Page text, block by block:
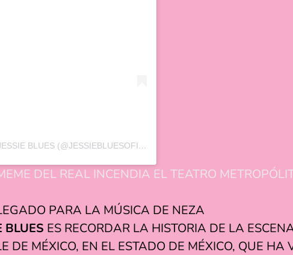
UNA PUBLICACIÓN COMPARTIDA POR JESSIE BLUES (@JESSIEBLUESOFICIAL)
DEL REAL INCENDIA EL TEATRO
PARA LA MÚSICA DE NEZA
BLUES ES RECORDAR LA HISTORIA DE LA
DE MÉXICO, EN EL ESTADO DE MÉXICO, QUE